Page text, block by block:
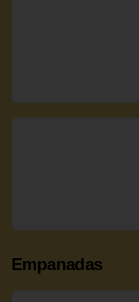
Empanadas